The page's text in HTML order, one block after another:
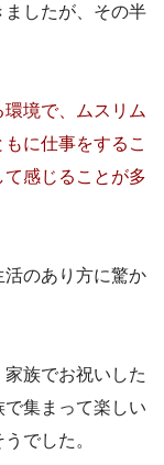
したが、その半
境で、ムスリム
に仕事をするこ
感じることが多
のあり方に驚か
族でお祝いした
集まって楽しい
でした。